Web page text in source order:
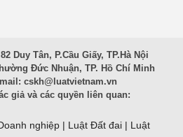
Duy Tân, P.Cầu Giấy, TP.Hà Nội
Đức Nhuận, TP. Hồ Chí Minh
cskh@luatvietnam.vn
giả và các quyền liên quan:
nghiệp | Luật Đất đai | Luật